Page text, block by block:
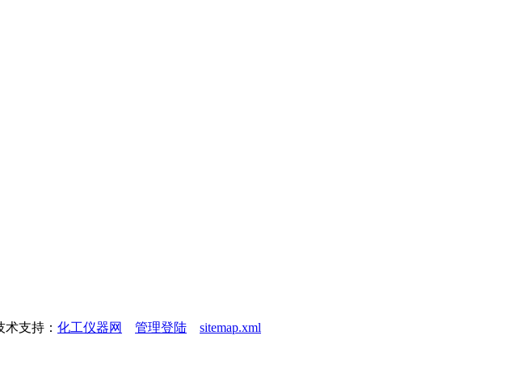
术支持： 化工仪器网 管理登陆 sitemap.xml